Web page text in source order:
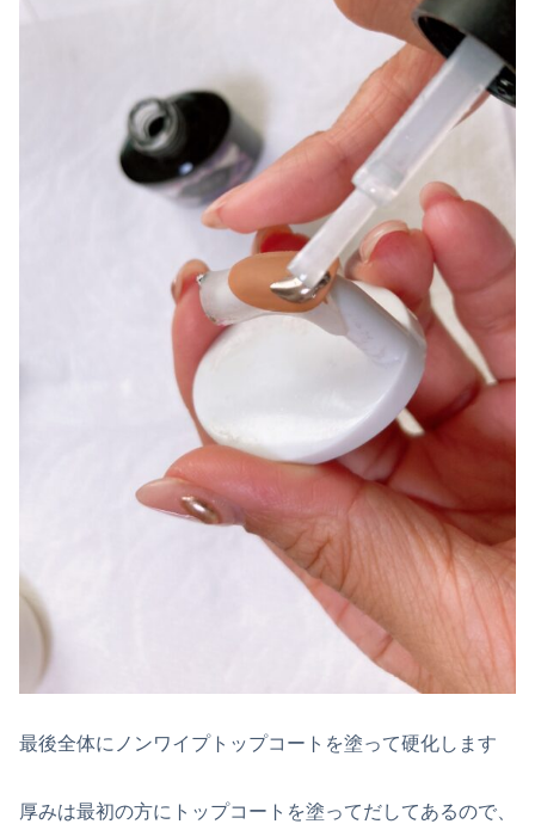
最後全体にノンワイプトップコートを塗って硬化します
厚みは最初の方にトップコートを塗ってだしてあるので、